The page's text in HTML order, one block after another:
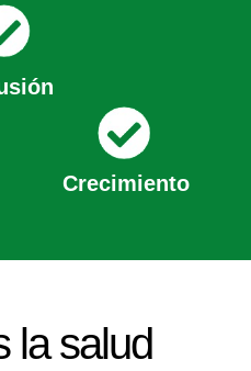
Crecimiento
la salud